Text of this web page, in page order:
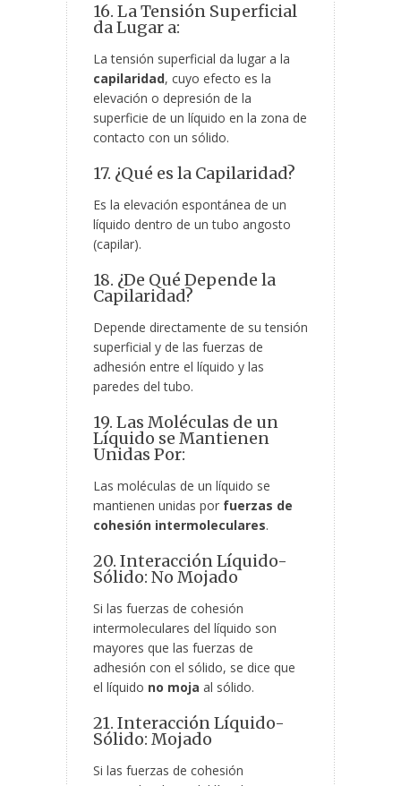
16. La Tensión Superficial
da Lugar a:
La tensión superficial da lugar a la
capilaridad, cuyo efecto es la
elevación o depresión de la
superficie de un líquido en la zona de
contacto con un sólido.
17. ¿Qué es la Capilaridad?
Es la elevación espontánea de un
líquido dentro de un tubo angosto
(capilar).
18. ¿De Qué Depende la
Capilaridad?
Depende directamente de su tensión
superficial y de las fuerzas de
adhesión entre el líquido y las
paredes del tubo.
19. Las Moléculas de un
Líquido se Mantienen
Unidas Por:
Las moléculas de un líquido se
mantienen unidas por fuerzas de
cohesión intermoleculares.
20. Interacción Líquido-
Sólido: No Mojado
Si las fuerzas de cohesión
intermoleculares del líquido son
mayores que las fuerzas de
adhesión con el sólido, se dice que
el líquido no moja al sólido.
21. Interacción Líquido-
Sólido: Mojado
Si las fuerzas de cohesión